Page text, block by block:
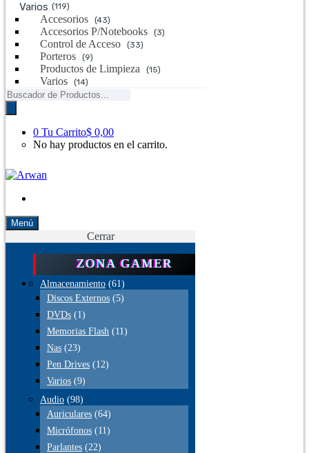
Varios (119)
Accesorios (43)
Accesorios P/Notebooks (3)
Control de Acceso (33)
Porteros (9)
Productos de Limpieza (15)
Varios (14)
Búsqueda
de
productos
0 Tu Carrito$ 0,00
No hay productos en el carrito.
Menú
Cerrar
ZONA GAMER
Almacenamiento (61)
Discos Externos (5)
DVDs (1)
Memorias Flash (11)
Nas (23)
Pen Drives (12)
Varios (9)
Audio (98)
Auriculares (64)
Micrófonos (11)
Parlantes (22)